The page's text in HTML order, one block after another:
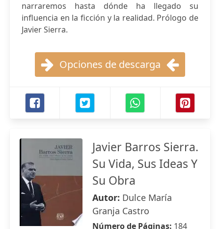
narraremos hasta dónde ha llegado su
influencia en la ficción y la realidad. Prólogo de
Javier Sierra.
Opciones de descarga
Javier Barros Sierra.
Su Vida, Sus Ideas Y
Su Obra
Autor: Dulce María
Granja Castro
Número de Páginas: 184